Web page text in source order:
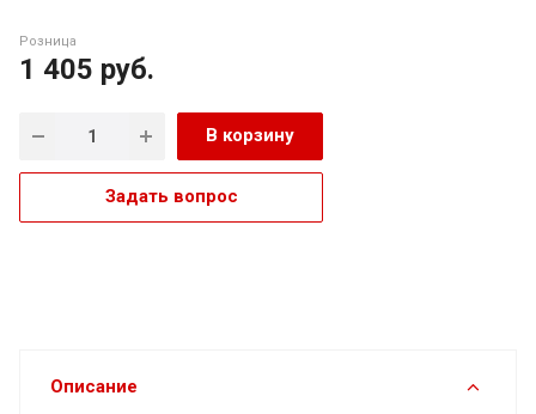
Розница
1 405 руб.
В корзину
Задать вопрос
Описание